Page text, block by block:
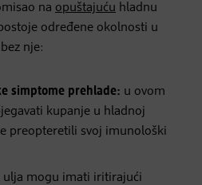
na opuštajuću hladnu
određene okolnosti u
nje:
simptome prehlade: u ovom
kupanje u hladnoj
preopteretili svoj imunološki
ulja mogu imati iritirajući